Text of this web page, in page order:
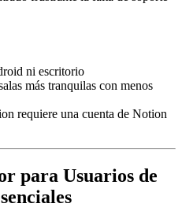
ni escritorio
más tranquilas con menos
requiere una cuenta de Notion
para Usuarios de